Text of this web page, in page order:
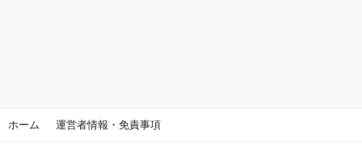
ホーム 運営者情報・免責事項